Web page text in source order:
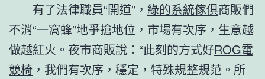
有了法律職員“開道”， 綠的系統傢俱商販們
不消“一窩蜂”地爭搶地位，市場有次序，生意越
做越紅火。夜市商販說：“此刻的方式好ROG電
競椅 ，我們有次序，穩定，特殊規整規范。所